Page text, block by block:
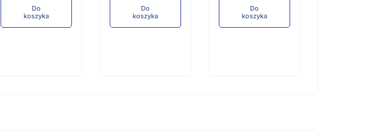
Do
koszyka
Do
koszyka
Do
koszyka